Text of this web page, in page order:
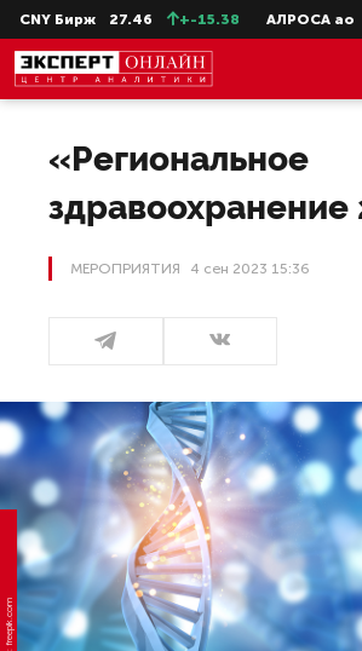
Бирж 27.46 +-15.38 АЛРОСА ао
«Региональное
здравоохранение
МЕРОПРИЯТИЯ 4 сен 2023 15:36